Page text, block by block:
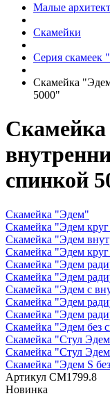
Малые
Скамейки
Серия скамеек
Скамейка
5000"
спинкой
Скамейка "Эдем"
Скамейка "Эдем
Скамейка "Эдем
Скамейка "Эдем
Скамейка "Эдем
Скамейка "Эдем
Скамейка "Эдем с
Скамейка "Эдем
Скамейка "Эдем
Скамейка "Эдем без
Скамейка "Стул
Скамейка "Стул
Скамейка "Эдем S
Артикул СМ1799.8
Новинка